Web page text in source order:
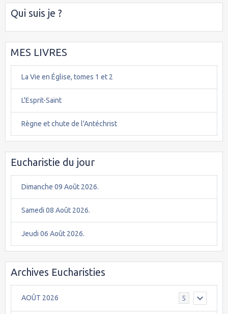
Qui suis je ?
MES LIVRES
La Vie en Église, tomes 1 et 2
L'Esprit-Saint
Règne et chute de l'Antéchrist
Eucharistie du jour
Dimanche 09 Août 2026.
Samedi 08 Août 2026.
Jeudi 06 Août 2026.
Archives Eucharisties
AOÛT 2026 5